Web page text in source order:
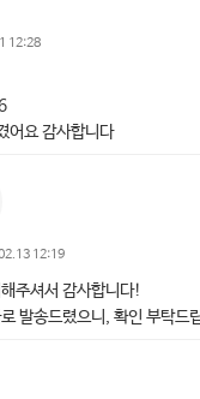
12:28
어요 감사합니다
12:19
주셔서 감사합니다!
발송드렸으니, 확인 부탁드